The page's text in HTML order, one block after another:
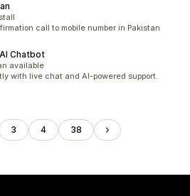
call to mobile number in Pakistan
Chatbot
available
with live chat and AI-powered support.
3 4 38